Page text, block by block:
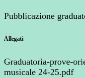
Pubblicazione
Allegati
Graduatoria-prove-
musicale 24-25.pdf